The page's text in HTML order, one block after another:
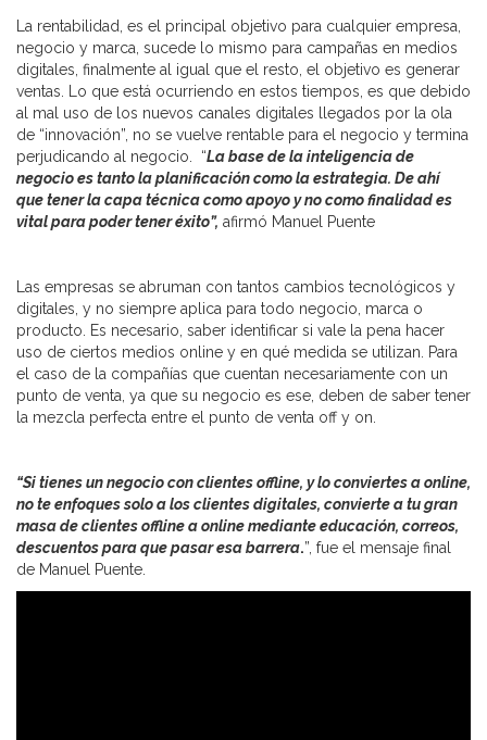
La rentabilidad, es el principal objetivo para cualquier empresa,
negocio y marca, sucede lo mismo para campañas en medios
digitales, finalmente al igual que el resto, el objetivo es generar
ventas. Lo que está ocurriendo en estos tiempos, es que debido
al mal uso de los nuevos canales digitales llegados por la ola
de “innovación”, no se vuelve rentable para el negocio y termina
perjudicando al negocio. “La base de la inteligencia de
negocio es tanto la planificación como la estrategia. De ahí
que tener la capa técnica como apoyo y no como finalidad es
vital para poder tener éxito”, afirmó Manuel Puente
Las empresas se abruman con tantos cambios tecnológicos y
digitales, y no siempre aplica para todo negocio, marca o
producto. Es necesario, saber identificar si vale la pena hacer
uso de ciertos medios online y en qué medida se utilizan. Para
el caso de la compañías que cuentan necesariamente con un
punto de venta, ya que su negocio es ese, deben de saber tener
la mezcla perfecta entre el punto de venta off y on.
“Si tienes un negocio con clientes offline, y lo conviertes a online,
no te enfoques solo a los clientes digitales, convierte a tu gran
masa de clientes offline a online mediante educación, correos,
descuentos para que pasar esa barrera.”, fue el mensaje final
de Manuel Puente.